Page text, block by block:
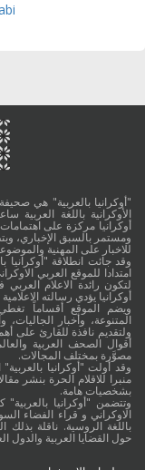
"أوكرانيا بالعربية" هي
الأوكرانية باللغة
أوكرانيا مركزة على
ومستمر بالسبق الإخباري،
للاخبار على المهنية
لتكون رائدة الاعلام
أوكرانيا يؤدي رسالته
ويضم الموقع أقساماً تغطي:
المتنوعة، وأخبار
ولتقديم نافذة للقارئ على
أقوال الصحف العربية
مصوَّرة بمختلف المجالات.
وقد أولت "أوكرانيا
منبرا للاقلام الحرة بنشر
بشخصيات هامة.
وتتضمن "أوكرانيا
الاوكراني و قراء الفضاء
باللغة الروسية. ناقلة بذلك
حول القضايا العربية والدول